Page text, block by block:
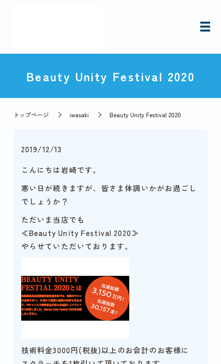
Beauty Unity Festival 2020
トップページ iwasaki Beauty Unity Festival 2020
2019/12/13
こんにちは岩崎です。
寒い日が続きますが、皆さま体調いかがお過ごし
でしょうか？
ただいま当店でも
≪Beauty Unity Festival 2020≫
やらせていただいております。
技術料金3000円(税抜)以上のお会計のお客様に